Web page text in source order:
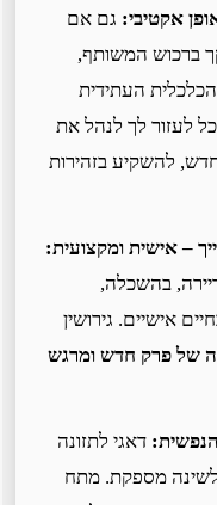
אקטיבי:גם אם
ברכוש המשותף,
העתידית
לעזור לך לנהל את
להשקיע בזהירות
– אישית ומקצועית:
בהשכלה,
אישיים. גירושין
של פרק חדש ומרגש
דאגי לתזונה
מספקת. מתח